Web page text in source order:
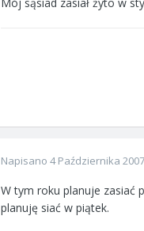
Napisano 4 Października 2007
W tym roku planuje zasiać
planuję siać w piątek.